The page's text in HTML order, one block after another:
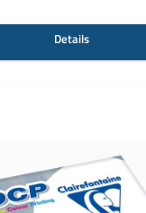
Details